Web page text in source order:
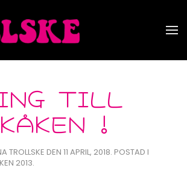
content
TILL
!
TROLLSKE DEN 11 APRIL, 2018. POSTAD I
2013.